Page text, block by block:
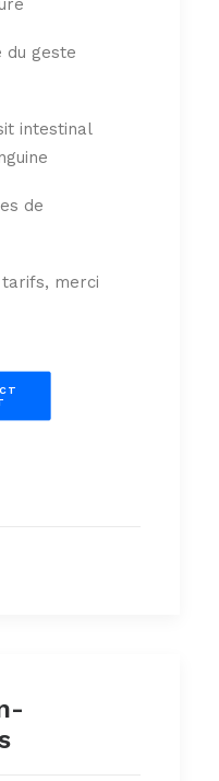
du geste
intestinal
de
merci